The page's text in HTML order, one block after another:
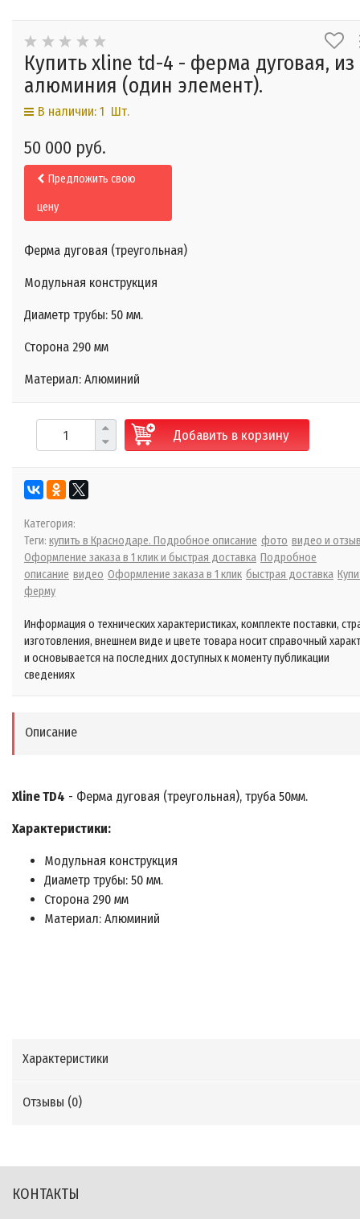
Купить xline td-4 - ферма дуговая, из
алюминия (один элемент).
В наличии: 1 Шт.
50 000 руб.
Предложить свою
цену
Ферма дуговая (треугольная)
Модульная конструкция
Диаметр трубы: 50 мм.
Сторона 290 мм
Материал: Алюминий
Добавить в корзину
Категория:
Теги: купить в Краснодаре. Подробное описание фото видео и
Оформление заказа в 1 клик и быстрая доставка Подробное
описание видео Оформление заказа в 1 клик быстрая доставка
ферму
Информация о технических характеристиках, комплекте поставки,
изготовления, внешнем виде и цвете товара носит справочный
и основывается на последних доступных к моменту публикации
сведениях
Описание
Xline TD4 - Ферма дуговая (треугольная), труба 50мм.
Характеристики:
Модульная конструкция
Диаметр трубы: 50 мм.
Сторона 290 мм
Материал: Алюминий
Характеристики
Отзывы (0)
КОНТАКТЫ